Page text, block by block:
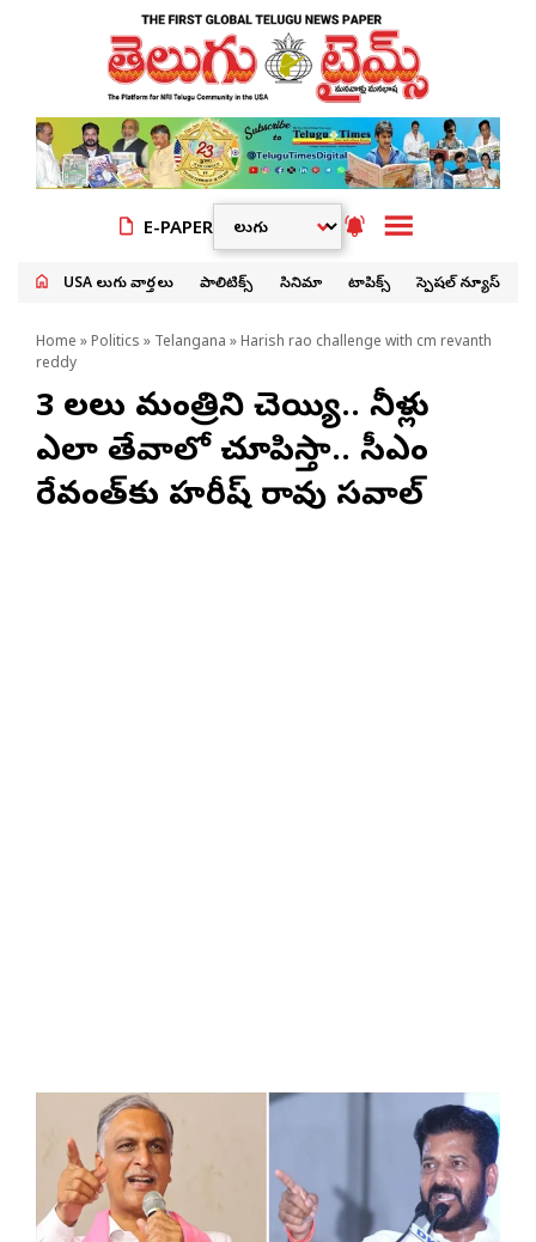
E-PAPER
USA తెలుగు వార్తలు పాలిటిక్స్ సినిమా టాపిక్స్ స్పెషల్ న్యూస్
Home » Politics » Telangana » Harish rao challenge with cm revanth
reddy
3 నెలలు మంత్రిని చెయ్యి.. నీళ్లు
ఎలా తేవాలో చూపిస్తా.. సీఎం
రేవంత్‌కు హరీష్ రావు సవాల్